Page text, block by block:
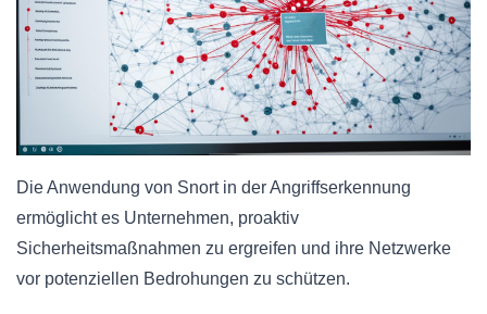
Die Anwendung von Snort in der Angriffserkennung
ermöglicht es Unternehmen, proaktiv
Sicherheitsmaßnahmen zu ergreifen und ihre Netzwerke
vor potenziellen Bedrohungen zu schützen.